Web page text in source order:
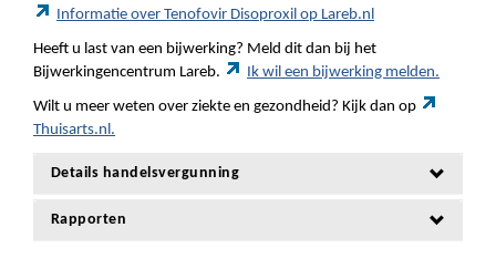
Informatie over Tenofovir Disoproxil op Lareb.nl
Heeft u last van een bijwerking? Meld dit dan bij het
Bijwerkingencentrum Lareb.
Ik wil een bijwerking melden.
Wilt u meer weten over ziekte en gezondheid? Kijk dan op
Thuisarts.nl.
Details handelsvergunning
Rapporten